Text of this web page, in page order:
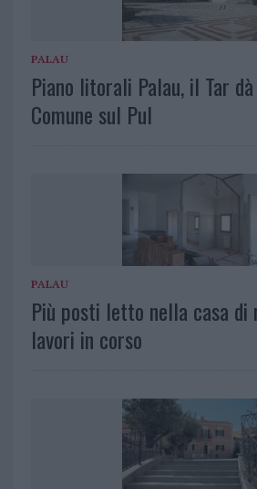
PALAU
Piano litorali Palau, il Tar
Comune sul Pul
PALAU
Più posti letto nella casa di
lavori in corso